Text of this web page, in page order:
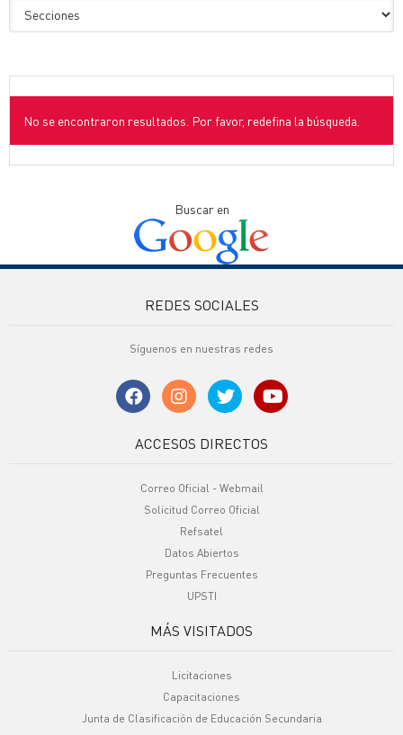
No se encontraron resultados. Por favor, redefina la búsqueda.
Buscar en
REDES SOCIALES
Síguenos en nuestras redes
ACCESOS DIRECTOS
Correo Oficial - Webmail
Solicitud Correo Oficial
Refsatel
Datos Abiertos
Preguntas Frecuentes
UPSTI
MÁS VISITADOS
Licitaciones
Capacitaciones
Junta de Clasificación de Educación Secundaria